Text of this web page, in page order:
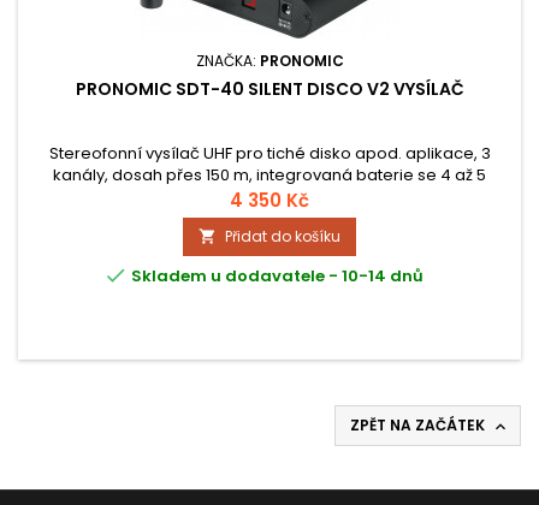
ZNAČKA: PRONOMIC
PRONOMIC SDT-40 SILENT DISCO V2 VYSÍLAČ
Stereofonní vysílač UHF pro tiché disko apod. aplikace, 3
kanály, dosah přes 150 m, integrovaná baterie se 4 až 5
hodinami provozu, externí anténa, robustní kovové
provedení.
4 350 Kč
 Přidat do košíku
 Skladem u dodavatele - 10-14 dnů
ZPĚT NA ZAČÁTEK 